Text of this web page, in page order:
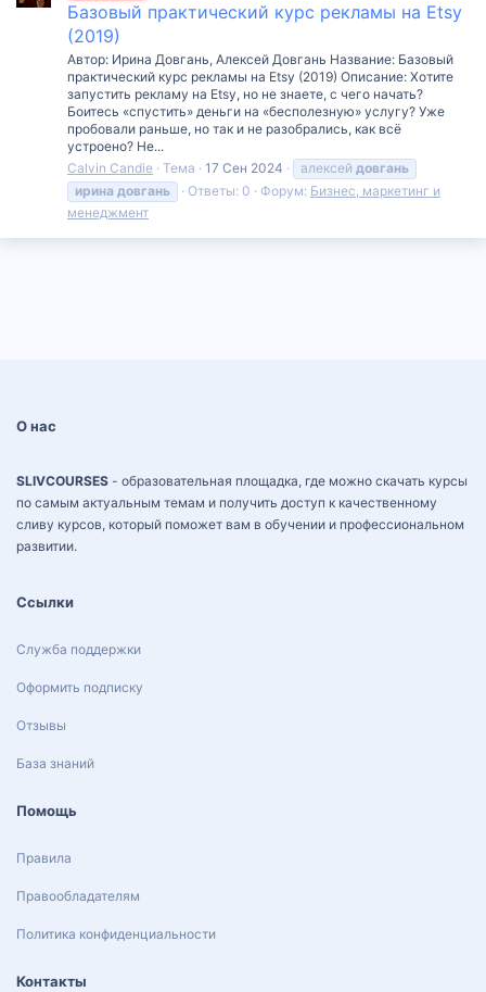
Базовый практический курс рекламы на Etsy
(2019)
Автор: Ирина Довгань, Алексей Довгань Название: Базовый
практический курс рекламы на Etsy (2019) Описание: Хотите
запустить рекламу на Etsy, но не знаете, с чего начать?
Боитесь «спустить» деньги на «бесполезную» услугу? Уже
пробовали раньше, но так и не разобрались, как всё
устроено? Не...
Calvin Candie Тема 17 Сен 2024 алексей довгань
ирина довгань Ответы: 0 Форум: Бизнес, маркетинг и
менеджмент
О нас
SLIVCOURSES - образовательная площадка, где можно скачать курсы
по самым актуальным темам и получить доступ к качественному
сливу курсов, который поможет вам в обучении и профессиональном
развитии.
Ссылки
Служба поддержки
Оформить подписку
Отзывы
База знаний
Помощь
Правила
Правообладателям
Политика конфиденциальности
Контакты